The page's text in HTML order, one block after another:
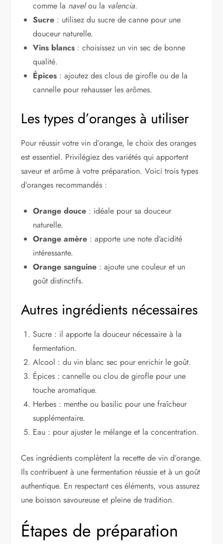
comme la navelou la valencia.
Sucre : utilisez du sucre de canne pour une
douceur naturelle.
Vins blancs : choisissez un vin sec de bonne
qualité.
Épices : ajoutez des clous de girofle ou de la
cannelle pour rehausser les arômes.
Les types d’oranges à utiliser
Pour réussir votre vin d’orange, le choix des oranges
est essentiel. Privilégiez des variétés qui apportent
saveur et arôme à votre préparation. Voici trois types
d’oranges recommandés :
Orange douce : idéale pour sa douceur
naturelle.
Orange amère : apporte une note d’acidité
intéressante.
Orange sanguine : ajoute une couleur et un
goût distinctifs.
Autres ingrédients nécessaires
Sucre : il apporte la douceur nécessaire à la
fermentation.
Alcool : du vin blanc sec pour enrichir le goût.
Épices : cannelle ou clou de girofle pour une
touche aromatique.
Herbes : menthe ou basilic pour une fraîcheur
supplémentaire.
Eau : pour ajuster le mélange et la concentration.
Ces ingrédients complètent la recette de vin d’orange.
Ils contribuent à une fermentation réussie et à un goût
authentique. En respectant ces éléments, vous assurez
une boisson savoureuse et pleine de tradition.
Étapes de préparation